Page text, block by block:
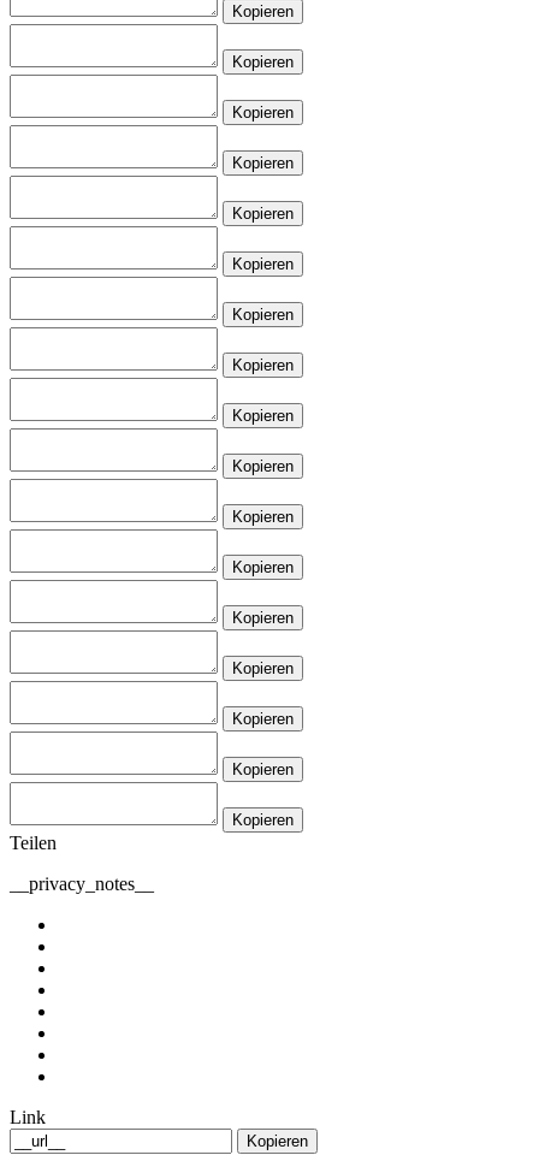
Kopieren
Kopieren
Kopieren
Kopieren
Kopieren
Kopieren
Kopieren
Kopieren
Kopieren
Kopieren
Kopieren
Kopieren
Kopieren
Kopieren
Kopieren
Kopieren
Kopieren
Teilen
__privacy_notes__
Link
Kopieren